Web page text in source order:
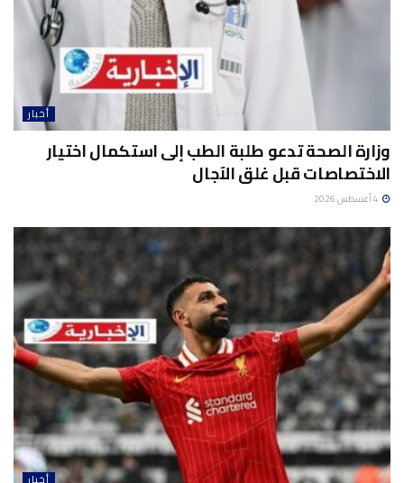
أخبار
وزارة الصحة تدعو طلبة الطب إلى استكمال اختيار
الاختصاصات قبل غلق الآجال